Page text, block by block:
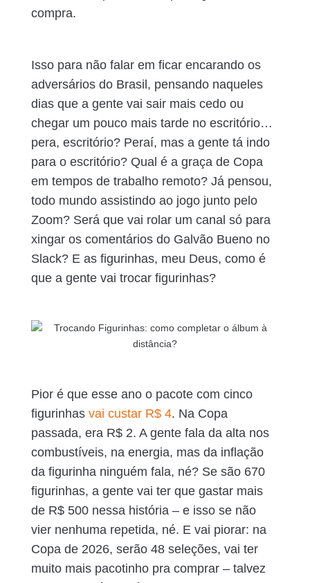
compra.
Isso para não falar em ficar encarando os
adversários do Brasil, pensando naqueles
dias que a gente vai sair mais cedo ou
chegar um pouco mais tarde no escritório…
pera, escritório? Peraí, mas a gente tá indo
para o escritório? Qual é a graça de Copa
em tempos de trabalho remoto? Já pensou,
todo mundo assistindo ao jogo junto pelo
Zoom? Será que vai rolar um canal só para
xingar os comentários do Galvão Bueno no
Slack? E as figurinhas, meu Deus, como é
que a gente vai trocar figurinhas?
Pior é que esse ano o pacote com cinco
figurinhas vai custar R$ 4. Na Copa
passada, era R$ 2. A gente fala da alta nos
combustíveis, na energia, mas da inflação
da figurinha ninguém fala, né? Se são 670
figurinhas, a gente vai ter que gastar mais
de R$ 500 nessa história – e isso se não
vier nenhuma repetida, né. E vai piorar: na
Copa de 2026, serão 48 seleções, vai ter
muito mais pacotinho pra comprar – talvez